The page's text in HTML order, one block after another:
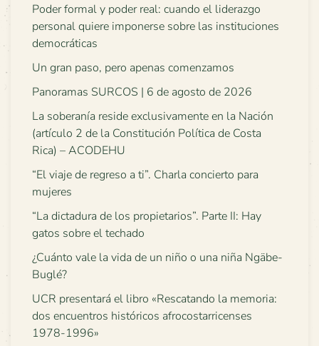
Poder formal y poder real: cuando el liderazgo
personal quiere imponerse sobre las instituciones
democráticas
Un gran paso, pero apenas comenzamos
Panoramas SURCOS | 6 de agosto de 2026
La soberanía reside exclusivamente en la Nación
(artículo 2 de la Constitución Política de Costa
Rica) – ACODEHU
“El viaje de regreso a ti”. Charla concierto para
mujeres
“La dictadura de los propietarios”. Parte II: Hay
gatos sobre el techado
¿Cuánto vale la vida de un niño o una niña Ngäbe-
Buglé?
UCR presentará el libro «Rescatando la memoria:
dos encuentros históricos afrocostarricenses
1978-1996»